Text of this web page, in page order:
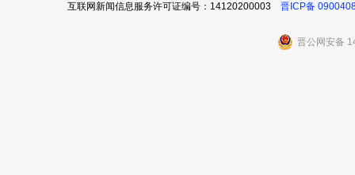
互联网新闻信息服务许可证编号：14120200003 晋ICP备
晋公网安备